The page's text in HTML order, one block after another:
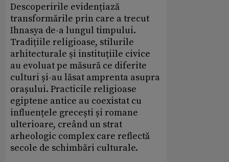
Descoperirile evidențiază
transformările prin care a trecut
Ihnasya de-a lungul timpului.
Tradițiile religioase, stilurile
arhitecturale și instituțiile civice
au evoluat pe măsură ce diferite
culturi și-au lăsat amprenta asupra
orașului. Practicile religioase
egiptene antice au coexistat cu
influențele grecești și romane
ulterioare, creând un strat
arheologic complex care reflectă
secole de schimbări culturale.